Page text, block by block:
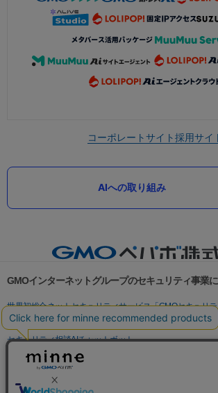
コーポレートサイト採用サイ
AIへの取り組み
GMOインターネットグループのセキュリティ事業
世界初総合ネットセキュリティサービス「GMOセキュリテ
パスワード漏洩診断
Webサイトリスク診断
セキュリティ相談AIチャットボット
実在証明・盗聴対策